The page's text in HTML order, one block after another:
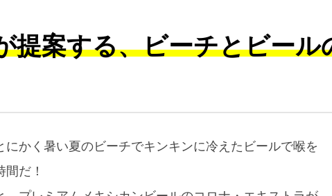
提案する、ビーチとビール
かく暑い夏のビーチでキンキンに冷えたビールで喉を
だ！